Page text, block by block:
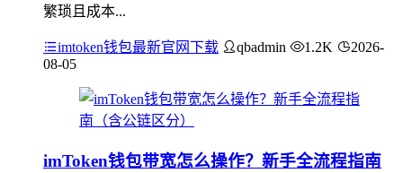
繁琐且成本...
imtoken钱包最新官网下载 qbadmin 1.2K
2026-
08-05
imToken钱包带宽怎么操作？新手全流程指南